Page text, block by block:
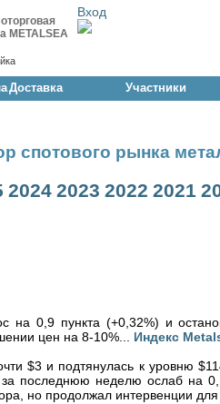
METALSEA
Вход
Доставка Участники
спотового рынка
2024 2023 2022 2021
0,9 пункта (+0,32%) и
цен на 8-10%... Индекс
$3 и подтянулась к уровню
последнюю неделю ослаб на
но продолжал интервенции для